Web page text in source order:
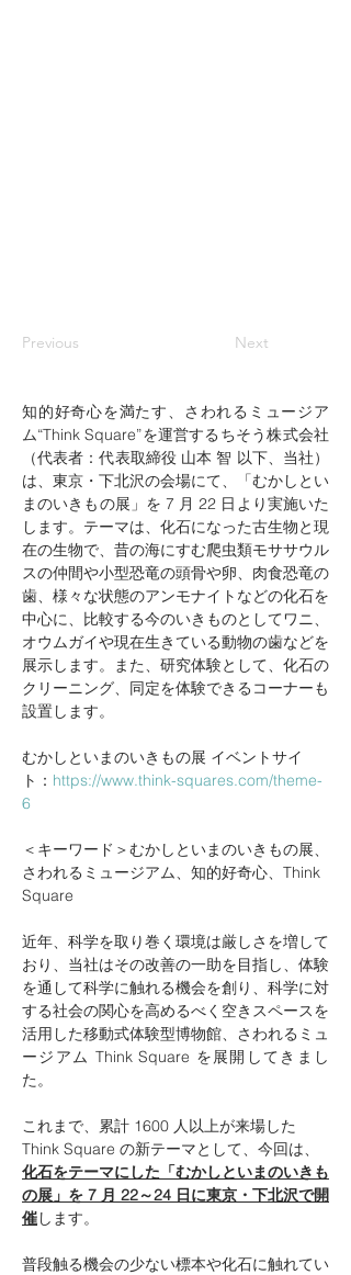
Previous Next
知的好奇心を満たす、さわれるミュージア
ム“Think Square”を運営するちそう株式会社
（代表者：代表取締役 山本 智 以下、当社）
は、東京・下北沢の会場にて、「むかしとい
まのいきもの展」を 7 月 22 日より実施いた
します。テーマは、化石になった古生物と現
在の生物で、昔の海にすむ爬虫類モササウル
スの仲間や小型恐竜の頭骨や卵、肉食恐竜の
歯、様々な状態のアンモナイトなどの化石を
中心に、比較する今のいきものとしてワニ、
オウムガイや現在生きている動物の歯などを
展示します。また、研究体験として、化石の
クリーニング、同定を体験できるコーナーも
設置します。
むかしといまのいきもの展 イベントサイ
ト： https://www.think-squares.com/theme-
6
＜キーワード＞むかしといまのいきもの展、
さわれるミュージアム、知的好奇心、Think
Square
近年、科学を取り巻く環境は厳しさを増して
おり、当社はその改善の一助を目指し、体験
を通して科学に触れる機会を創り、科学に対
する社会の関心を高めるべく空きスペースを
活用した移動式体験型博物館、さわれるミュ
ージアム Think Square を展開してきまし
た。
これまで、累計 1600 人以上が来場した
Think Square の新テーマとして、今回は、
化石をテーマにした「むかしといまのいきも
の展」を 7 月 22～24 日に東京・下北沢で開
催します。
普段触る機会の少ない標本や化石に触れてい